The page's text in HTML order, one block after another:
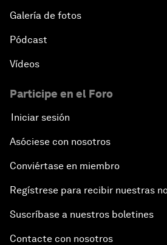
Galería de fotos
Pódcast
Vídeos
Participe en el Foro
Iniciar sesión
Asóciese con nosotros
Conviértase en miembro
Regístrese para recibir nuestras
Suscríbase a nuestros boletines
Contacte con nosotros